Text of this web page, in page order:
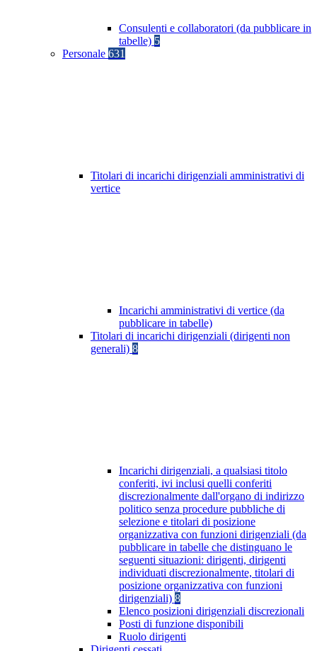
Consulenti e collaboratori (da pubblicare in
tabelle) 5
Personale 631
Titolari di incarichi dirigenziali amministrativi di
vertice
Incarichi amministrativi di vertice (da
pubblicare in tabelle)
Titolari di incarichi dirigenziali (dirigenti non
generali) 8
Incarichi dirigenziali, a qualsiasi titolo
conferiti, ivi inclusi quelli conferiti
discrezionalmente dall'organo di indirizzo
politico senza procedure pubbliche di
selezione e titolari di posizione
organizzativa con funzioni dirigenziali (da
pubblicare in tabelle che distinguano le
seguenti situazioni: dirigenti, dirigenti
individuati discrezionalmente, titolari di
posizione organizzativa con funzioni
dirigenziali) 8
Elenco posizioni dirigenziali discrezionali
Posti di funzione disponibili
Ruolo dirigenti